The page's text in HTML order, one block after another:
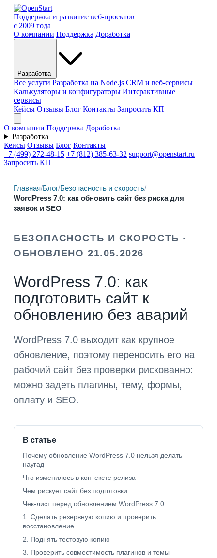
Поддержка и развитие веб-проектов
с 2009 года
О компании Поддержка Доработка
Разработка
Все услуги Разработка на Node.js CRM и веб-сервисы
Калькуляторы и конфигураторы Интерактивные
сервисы
Кейсы Отзывы Блог Контакты Запросить КП
О компании Поддержка Доработка
Разработка
Кейсы Отзывы Блог Контакты
+7 (499) 272-48-15 +7 (812) 385-63-32 support@openstart.ru
Запросить КП
Главная/Блог/Безопасность и скорость/
WordPress 7.0: как обновить сайт без риска для
заявок и SEO
БЕЗОПАСНОСТЬ И СКОРОСТЬ ·
ОБНОВЛЕНО 21.05.2026
WordPress 7.0: как
подготовить сайт к
обновлению без аварий
WordPress 7.0 выходит как крупное
обновление, поэтому переносить его на
рабочий сайт без проверки рискованно:
можно задеть плагины, тему, формы,
оплату и SEO.
В статье
Почему обновление WordPress 7.0 нельзя делать
наугад
Что изменилось в контексте релиза
Чем рискует сайт без подготовки
Чек-лист перед обновлением WordPress 7.0
1. Сделать резервную копию и проверить
восстановление
2. Поднять тестовую копию
3. Проверить совместимость плагинов и темы